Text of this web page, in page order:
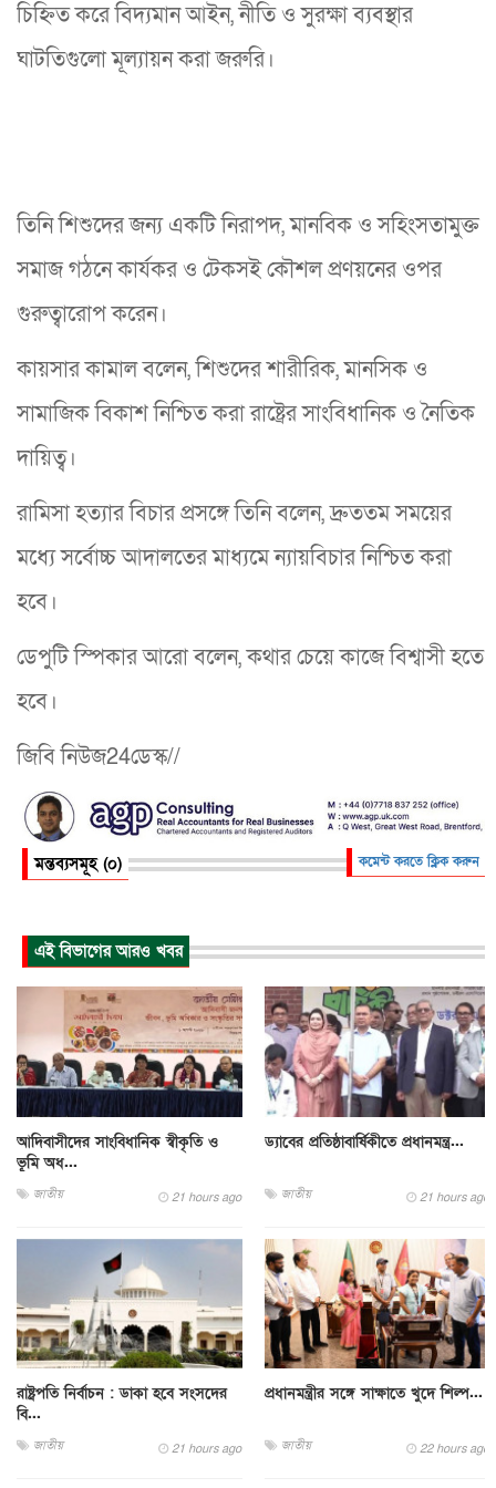
চিহ্নিত করে বিদ্যমান আইন, নীতি ও সুরক্ষা ব্যবস্থার
ঘাটতিগুলো মূল্যায়ন করা জরুরি।
তিনি শিশুদের জন্য একটি নিরাপদ, মানবিক ও সহিংসতামুক্ত
সমাজ গঠনে কার্যকর ও টেকসই কৌশল প্রণয়নের ওপর
গুরুত্বারোপ করেন।
কায়সার কামাল বলেন, শিশুদের শারীরিক, মানসিক ও
সামাজিক বিকাশ নিশ্চিত করা রাষ্ট্রের সাংবিধানিক ও নৈতিক
দায়িত্ব।
রামিসা হত্যার বিচার প্রসঙ্গে তিনি বলেন, দ্রুততম সময়ের
মধ্যে সর্বোচ্চ আদালতের মাধ্যমে ন্যায়বিচার নিশ্চিত করা
হবে।
ডেপুটি স্পিকার আরো বলেন, কথার চেয়ে কাজে বিশ্বাসী হতে
হবে।
জিবি নিউজ24ডেস্ক//
মন্তব্যসমূহ (০) কমেন্ট করতে ক্লিক করুন
এই বিভাগের আরও খবর
আদিবাসীদের সাংবিধানিক স্বীকৃতি ও
ভূমি অধ...
জাতীয় 21 hours ago
ড্যাবের প্রতিষ্ঠাবার্ষিকীতে প্রধানমন্ত্র...
জাতীয় 21 hours ago
রাষ্ট্রপতি নির্বাচন : ডাকা হবে সংসদের
বি...
জাতীয় 21 hours ago
প্রধানমন্ত্রীর সঙ্গে সাক্ষাতে খুদে শিল্প...
জাতীয় 22 hours ago